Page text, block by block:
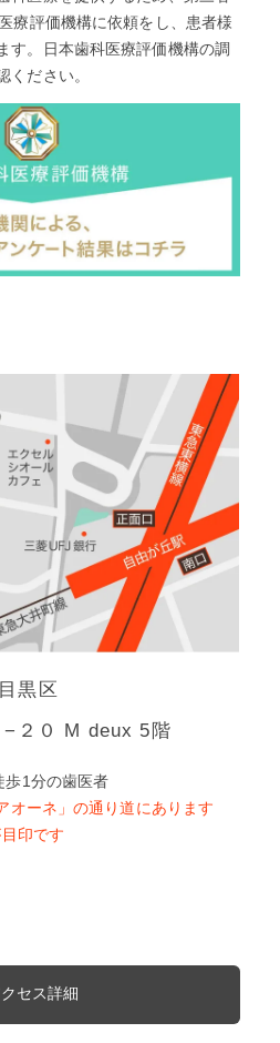
療評価機構に依頼をし、患者様
す。日本歯科医療評価機構の調
ください。
黒区
−２０ M deux 5階
歩1分の歯医者
オーネ」の通り道にあります
印です
セス詳細